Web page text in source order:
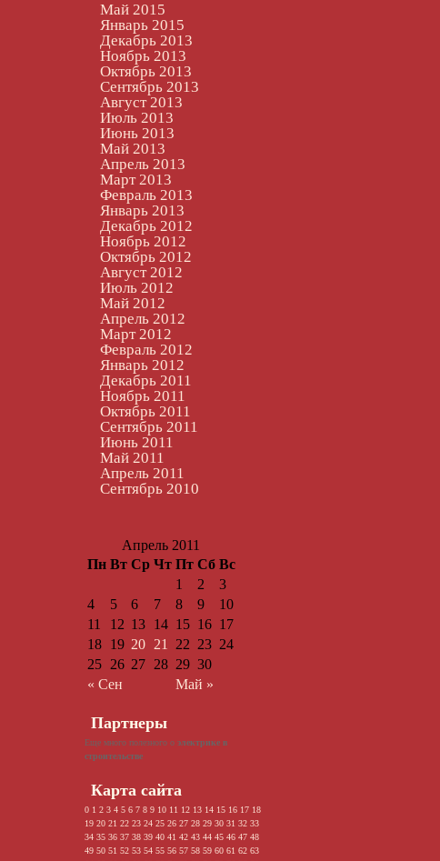
Май 2015
Январь 2015
Декабрь 2013
Ноябрь 2013
Октябрь 2013
Сентябрь 2013
Август 2013
Июль 2013
Июнь 2013
Май 2013
Апрель 2013
Март 2013
Февраль 2013
Январь 2013
Декабрь 2012
Ноябрь 2012
Октябрь 2012
Август 2012
Июль 2012
Май 2012
Апрель 2012
Март 2012
Февраль 2012
Январь 2012
Декабрь 2011
Ноябрь 2011
Октябрь 2011
Сентябрь 2011
Июнь 2011
Май 2011
Апрель 2011
Сентябрь 2010
Апрель 2011
Пн Вт Ср Чт Пт Сб Вс
« Сен Май »
1 2
3
4
5 6 7 8 9
10
11
12 13 14 15 16 17
18
19 20 21 22 23 24
25
26 27 28 29 30
Партнеры
Еще много полезного о электрике в
строительстве
Карта сайта
0 1 2 3 4 5 6 7 8 9 10 11 12 13 14 15 16 17 18
19 20 21 22 23 24 25 26 27 28 29 30 31 32 33
34 35 36 37 38 39 40 41 42 43 44 45 46 47 48
49 50 51 52 53 54 55 56 57 58 59 60 61 62 63